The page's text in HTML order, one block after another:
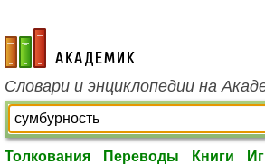
academic.ru
Словари и энциклопедии на
Толкования Переводы Книги